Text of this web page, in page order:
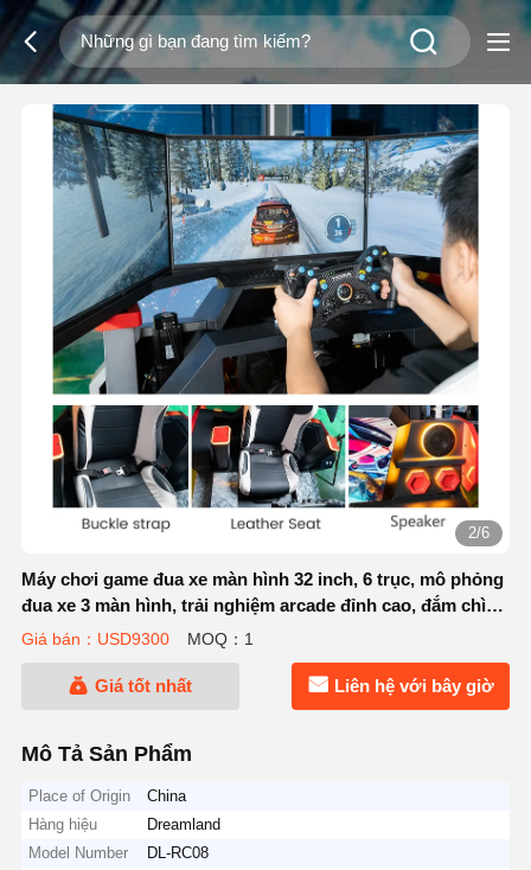
2/6
Máy chơi game đua xe màn hình 32 inch, 6 trục, mô phỏng
đua xe 3 màn hình, trải nghiệm arcade đỉnh cao, đắm chìm
cho trung tâm trò chơi
Giá bán：USD9300 MOQ：1
Giá tốt nhất Liên hệ với bây giờ
Mô Tả Sản Phẩm
Place of Origin
China
Hàng hiệu
Dreamland
Model Number
DL-RC08